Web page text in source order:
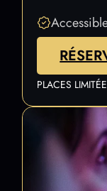
PLACES